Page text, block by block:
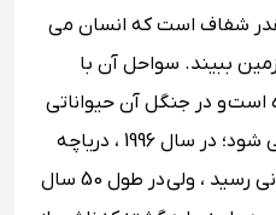
شفاف است که انسان می
ببیند. سواحل آن با
و در جنگل آن حیواناتی
نظیر خرس ، بز وحشی دیده می شود؛ در سال 1996 ، دریاچه
به ثبت جهانی رسید ، ولی در طول 50 سال